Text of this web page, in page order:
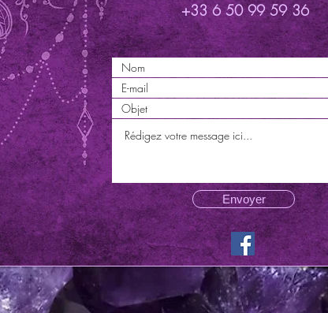
Envoyer
+33 6 50 99 59 36